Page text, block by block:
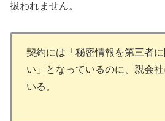
扱われません。
契約には「秘密情報を第三者
い」となっているのに、親会
いる。